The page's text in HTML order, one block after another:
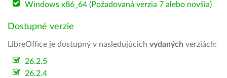
Windows x86_64 (Požadovaná verzia 7 alebo novšia)
Dostupné verzie
LibreOffice je dostupný v nasledujúcich vydaných verziách:
26.2.5
26.2.4